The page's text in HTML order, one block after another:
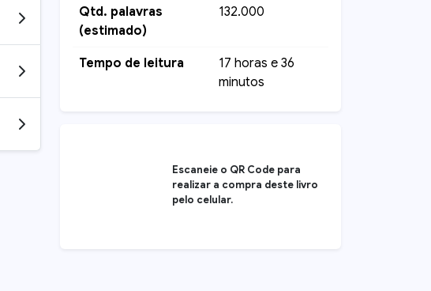
Qtd. palavras
(estimado)
132.000
Tempo de leitura
17 horas e 36
minutos
Escaneie o QR Code para
realizar a compra deste livro
pelo celular.